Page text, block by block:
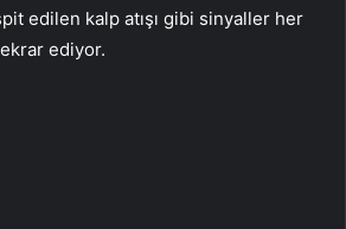
edilen kalp atışı gibi sinyaller her
ediyor.